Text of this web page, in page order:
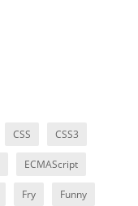
CSS CSS3
ECMAScript
Fry Funny